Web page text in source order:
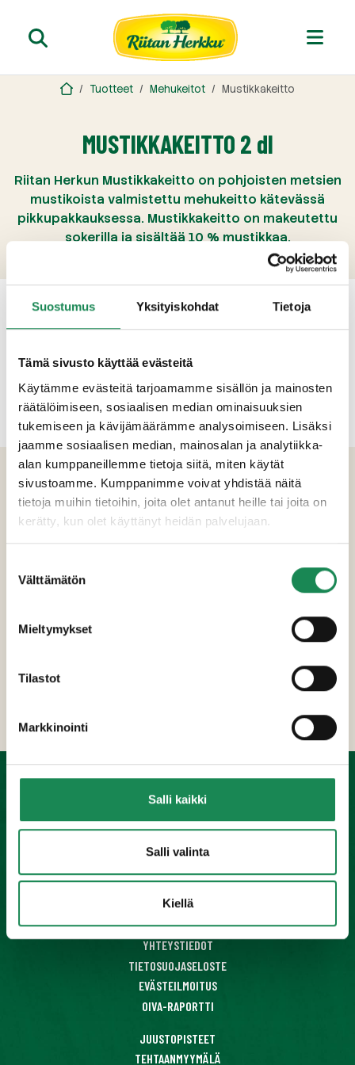
Suostumus Yksityiskohdat Tietoja
Tämä sivusto käyttää evästeitä
Käytämme evästeitä tarjoamamme sisällön ja mainosten
räätälöimiseen, sosiaalisen median ominaisuuksien
tukemiseen ja kävijämäärämme analysoimiseen. Lisäksi
jaamme sosiaalisen median, mainosalan ja analytiikka-
alan kumppaneillemme tietoja siitä, miten käytät
sivustoamme. Kumppanimme voivat yhdistää näitä
tietoja muihin tietoihin, joita olet antanut heille tai joita on
kerätty, kun olet käyttänyt heidän palvelujaan.
valinta
Välttämätön
Mieltymykset
Tilastot
Markkinointi
Salli kaikki
Salli valinta
Kiellä
Tuotteet Mehukeitot Mustikkakeitto
MUSTIKKAKEITTO 2 dl
Riitan Herkun Mustikkakeitto on pohjoisten metsien
mustikoista valmistettu mehukeitto kätevässä
pikkupakkauksessa. Mustikkakeitto on makeutettu
sokerilla ja sisältää 10 % mustikkaa.
TUOTETIEDOT
Ainesosat
(muunneltu maissitärkkelys ja pektiini),
Ravintosisältö
Lisätiedot
VALMISRUOAT
JUUSTOT
JÄLKIRUOAT
HORECA-TUOTTEET
YHTEYSTIEDOT
TIETOSUOJASELOSTE
EVÄSTEILMOITUS
OIVA-RAPORTTI
JUUSTOPISTEET
TEHTAANMYYMÄLÄ